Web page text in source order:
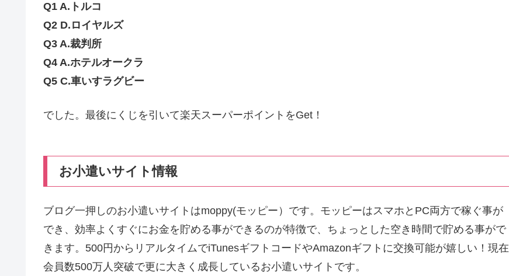
Q1 A.トルコ
Q2 D.ロイヤルズ
Q3 A.裁判所
Q4 A.ホテルオークラ
Q5 C.車いすラグビー
でした。最後にくじを引いて楽天スーパーポイントをGet！
お小遣いサイト情報
ブログ一押しのお小遣いサイトはmoppy(モッピー）です。モッピーはスマホとPC両方で稼ぐ事が
でき、効率よくすぐにお金を貯める事ができるのが特徴で、ちょっとした空き時間で貯める事がで
きます。500円からリアルタイムでiTunesギフトコードやAmazonギフトに交換可能が嬉しい！現在
会員数500万人突破で更に大きく成長しているお小遣いサイトです。